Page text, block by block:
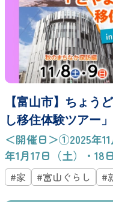
【富山市】ちょう
し移住体験ツアー
＜開催日＞①2025年
年1月17日（土）・18
#家 #富山ぐらし #